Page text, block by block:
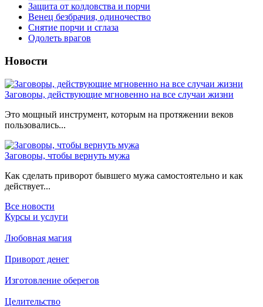
Защита от колдовства и порчи
Венец безбрачия, одиночество
Снятие порчи и сглаза
Одолеть врагов
Новости
Заговоры, действующие мгновенно на все случаи жизни
Это мощный инструмент, которым на протяжении веков
пользовались...
Заговоры, чтобы вернуть мужа
Как сделать приворот бывшего мужа самостоятельно и как
действует...
Все новости
Курсы и услуги
Любовная магия
Приворот денег
Изготовление оберегов
Целительство